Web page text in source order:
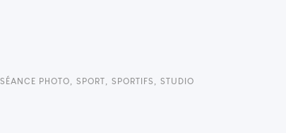
SÉANCE PHOTO, SPORT, SPORTIFS , STUDIO